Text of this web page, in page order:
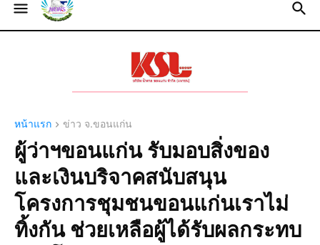
หน้าแรก ข่าว จ.ขอนแก่น
ผู้ว่าฯขอนแก่น รับมอบสิ่งของ
และเงินบริจาคสนับสนุน
โครงการชุมชนขอนแก่นเราไม่
ทิ้งกัน ช่วยเหลือผู้ได้รับผลกระทบ